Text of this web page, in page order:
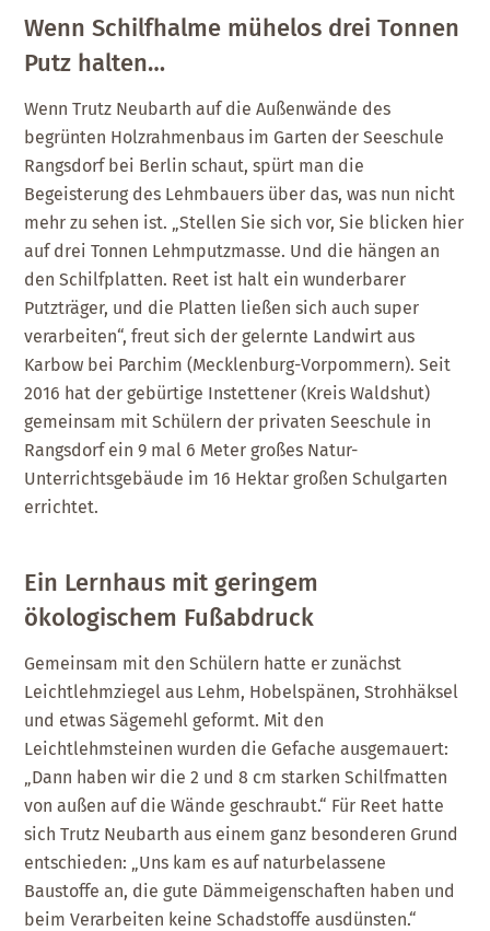
Wenn Schilfhalme mühelos drei Tonnen
Putz halten…
Wenn Trutz Neubarth auf die Außenwände des
begrünten Holzrahmenbaus im Garten der Seeschule
Rangsdorf bei Berlin schaut, spürt man die
Begeisterung des Lehmbauers über das, was nun nicht
mehr zu sehen ist. „Stellen Sie sich vor, Sie blicken hier
auf drei Tonnen Lehmputzmasse. Und die hängen an
den Schilfplatten. Reet ist halt ein wunderbarer
Putzträger, und die Platten ließen sich auch super
verarbeiten“, freut sich der gelernte Landwirt aus
Karbow bei Parchim (Mecklenburg-Vorpommern). Seit
2016 hat der gebürtige Instettener (Kreis Waldshut)
gemeinsam mit Schülern der privaten Seeschule in
Rangsdorf ein 9 mal 6 Meter großes Natur-
Unterrichtsgebäude im 16 Hektar großen Schulgarten
errichtet.
Ein Lernhaus mit geringem
ökologischem Fußabdruck
Gemeinsam mit den Schülern hatte er zunächst
Leichtlehmziegel aus Lehm, Hobelspänen, Strohhäksel
und etwas Sägemehl geformt. Mit den
Leichtlehmsteinen wurden die Gefache ausgemauert:
„Dann haben wir die 2 und 8 cm starken Schilfmatten
von außen auf die Wände geschraubt.“ Für Reet hatte
sich Trutz Neubarth aus einem ganz besonderen Grund
entschieden: „Uns kam es auf naturbelassene
Baustoffe an, die gute Dämmeigenschaften haben und
beim Verarbeiten keine Schadstoffe ausdünsten.“